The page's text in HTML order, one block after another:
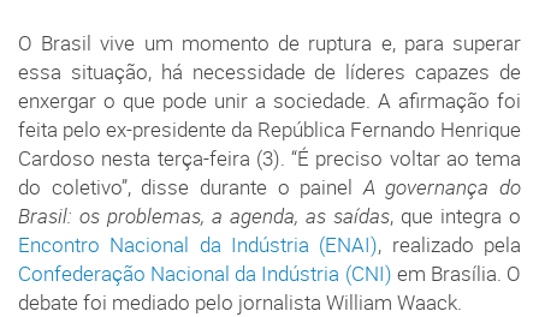
O Brasil vive um momento de ruptura e, para superar
essa situação, há necessidade de líderes capazes de
enxergar o que pode unir a sociedade. A afirmação foi
feita pelo ex-presidente da República Fernando Henrique
Cardoso nesta terça-feira (3). “É preciso voltar ao tema
do coletivo”, disse durante o painelA governança do
Brasil: os problemas, a agenda, as saídas, que integra o
Encontro Nacional da Indústria (ENAI), realizado pela
Confederação Nacional da Indústria (CNI) em Brasília. O
debate foi mediado pelo jornalista William Waack.